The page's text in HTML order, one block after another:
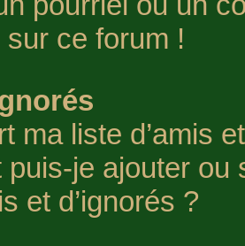
sur ce forum !
ma liste d’amis
puis-je ajouter
et d’ignorés ?